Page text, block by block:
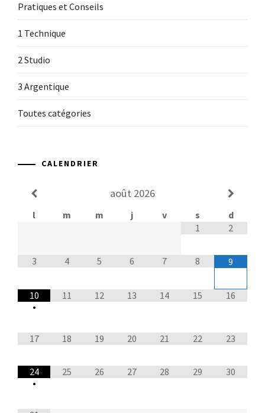
Pratiques et Conseils
1 Technique
2 Studio
3 Argentique
Toutes catégories
CALENDRIER
août 2026
l m m j v s
d
1
2
3 4 5 6 7 8 9
10
•
11 12 13 14 15 16
17 18 19 20 21 22 23
24
•
25 26 27 28 29 30